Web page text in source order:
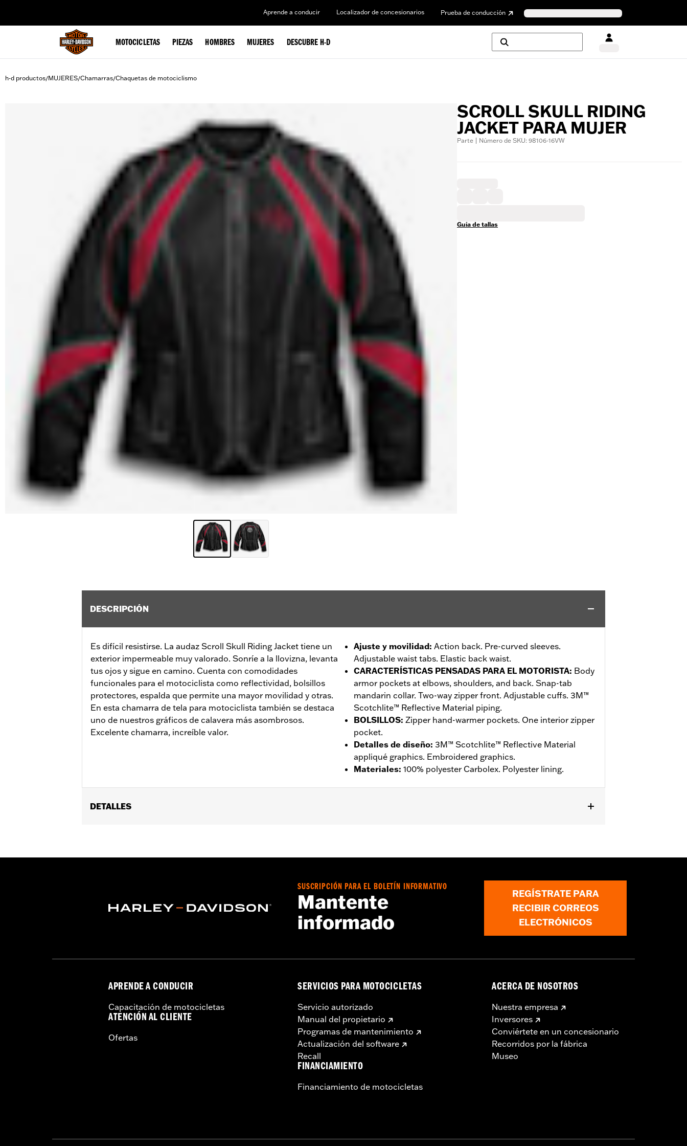
Aprende a conducir Localizador de concesionarios Prueba de conducción
MOTOCICLETAS PIEZAS HOMBRES MUJERES DESCUBRE H-D
h-d productos/MUJERES/Chamarras/Chaquetas de motociclismo
SCROLL SKULL RIDING
JACKET PARA MUJER
Parte | Número de SKU: 98106-16VW
Guía de tallas
DESCRIPCIÓN
Es difícil resistirse. La audaz Scroll Skull Riding Jacket tiene un
exterior impermeable muy valorado. Sonríe a la llovizna, levanta
tus ojos y sigue en camino. Cuenta con comodidades
funcionales para el motociclista como reflectividad, bolsillos
protectores, espalda que permite una mayor movilidad y otras.
En esta chamarra de tela para motociclista también se destaca
uno de nuestros gráficos de calavera más asombrosos.
Excelente chamarra, increíble valor.
Ajuste y movilidad: Action back. Pre-curved sleeves.
Adjustable waist tabs. Elastic back waist.
CARACTERÍSTICAS PENSADAS PARA EL MOTORISTA: Body
armor pockets at elbows, shoulders, and back. Snap-tab
mandarin collar. Two-way zipper front. Adjustable cuffs. 3M™
Scotchlite™ Reflective Material piping.
BOLSILLOS: Zipper hand-warmer pockets. One interior zipper
pocket.
Detalles de diseño: 3M™ Scotchlite™ Reflective Material
appliqué graphics. Embroidered graphics.
Materiales: 100% polyester Carbolex. Polyester lining.
DETALLES
al agua
SUSCRIPCIÓN PARA EL BOLETÍN INFORMATIVO
Mantente
informado
REGÍSTRATE PARA
RECIBIR CORREOS
ELECTRÓNICOS
APRENDE A CONDUCIR
Capacitación de motocicletas
ATENCIÓN AL CLIENTE
Ofertas
SERVICIOS PARA MOTOCICLETAS
Servicio autorizado
Manual del propietario
Programas de mantenimiento
Actualización del software
Recall
FINANCIAMIENTO
Financiamiento de motocicletas
ACERCA DE NOSOTROS
Nuestra empresa
Inversores
Conviértete en un concesionario
Recorridos por la fábrica
Museo